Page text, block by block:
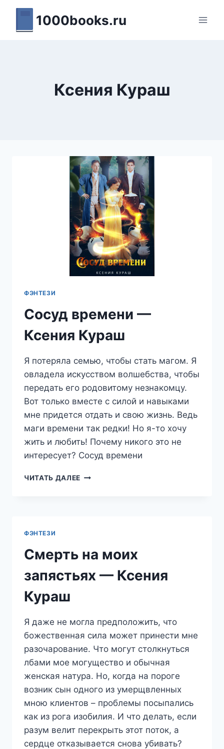
Перейти
содержимому
1000books.ru
Ксения Кураш
ФЭНТЕЗИ
Сосуд времени —
Ксения Кураш
Я потеряла семью, чтобы стать магом. Я
овладела искусством волшебства, чтобы
передать его родовитому незнакомцу.
Вот только вместе с силой и навыками
мне придется отдать и свою жизнь. Ведь
маги времени так редки! Но я-то хочу
жить и любить! Почему никого это не
интересует? Сосуд времени
ЧИТАТЬ ДАЛЕЕ СОСУД
ФЭНТЕЗИ
Смерть на моих
запястьях — Ксения
Кураш
Я даже не могла предположить, что
божественная сила может принести мне
разочарование. Что могут столкнуться
лбами мое могущество и обычная
женская натура. Но, когда на пороге
возник сын одного из умерщвленных
мною клиентов – проблемы посыпались
как из рога изобилия. И что делать, если
разум велит перекрыть этот поток, а
сердце отказывается снова убивать?